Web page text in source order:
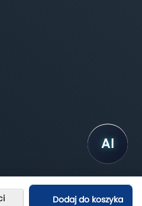
Dodaj do koszyka